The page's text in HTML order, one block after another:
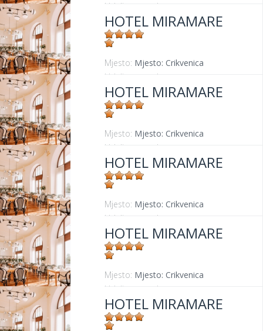
Udaljenost od mora:
HOTEL MIRAMARE
Mjesto: Mjesto: Crikvenica
Udaljenost od mora:
HOTEL MIRAMARE
Mjesto: Mjesto: Crikvenica
Udaljenost od mora:
HOTEL MIRAMARE
Mjesto: Mjesto: Crikvenica
Udaljenost od mora:
HOTEL MIRAMARE
Mjesto: Mjesto: Crikvenica
Udaljenost od mora:
HOTEL MIRAMARE